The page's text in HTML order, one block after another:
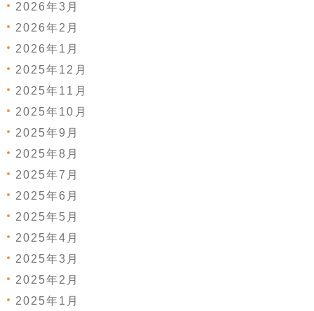
2026年3月
2026年2月
2026年1月
2025年12月
2025年11月
2025年10月
2025年9月
2025年8月
2025年7月
2025年6月
2025年5月
2025年4月
2025年3月
2025年2月
2025年1月